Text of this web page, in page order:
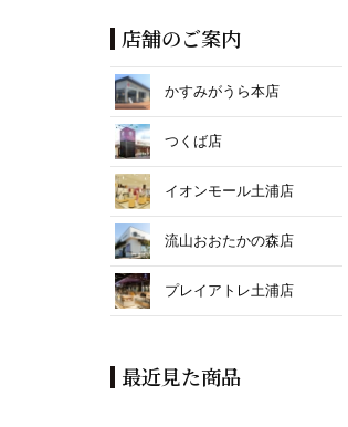
店舗のご案内
かすみがうら本店
つくば店
イオンモール土浦店
流山おおたかの森店
プレイアトレ土浦店
最近見た商品